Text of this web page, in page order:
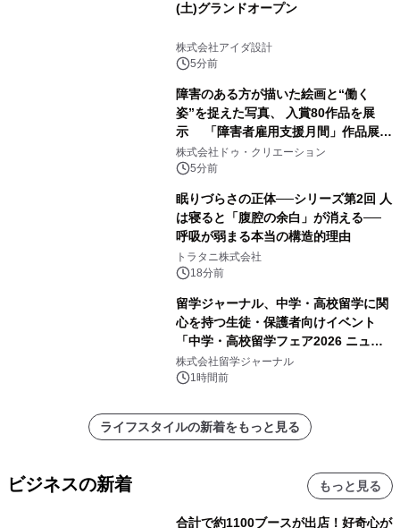
(土)グランドオープン
株式会社アイダ設計
5分前
障害のある方が描いた絵画と“働く
姿”を捉えた写真、 入賞80作品を展
示 「障害者雇用支援月間」作品展示
会を 東京・愛知で開催
株式会社ドゥ・クリエーション
5分前
眠りづらさの正体──シリーズ第2回 人
は寝ると「腹腔の余白」が消える──
呼吸が弱まる本当の構造的理由
トラタニ株式会社
18分前
留学ジャーナル、中学・高校留学に関
心を持つ生徒・保護者向けイベント
「中学・高校留学フェア2026 ニュー
ジーランド＆オーストラリア」を
9/12(土)に開催
株式会社留学ジャーナル
1時間前
ライフスタイルの新着をもっと見る
ビジネスの新着 もっと見る
合計で約1100ブースが出店！好奇心が